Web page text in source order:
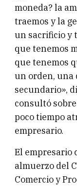
moneda? la
traemos y la
un sacrificio y
que tenemos
que tenemos
un orden, una
secundario»,
consultó
poco tiempo
empresario.
El empresario
almuerzo del
Comercio y